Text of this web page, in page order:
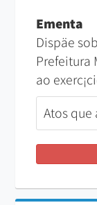
Ementa
Dispäe
Prefeitura
ao
Atos